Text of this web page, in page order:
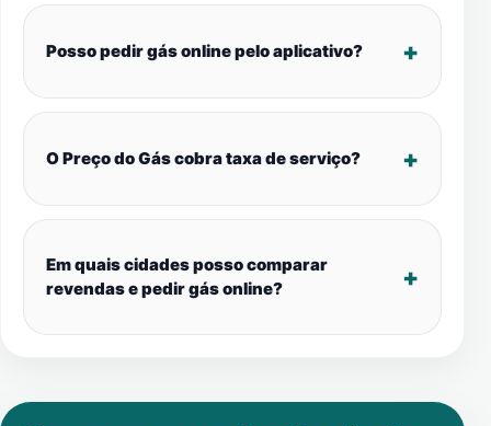
Posso pedir gás online pelo aplicativo?
O Preço do Gás cobra taxa de serviço?
Em quais cidades posso comparar
revendas e pedir gás online?